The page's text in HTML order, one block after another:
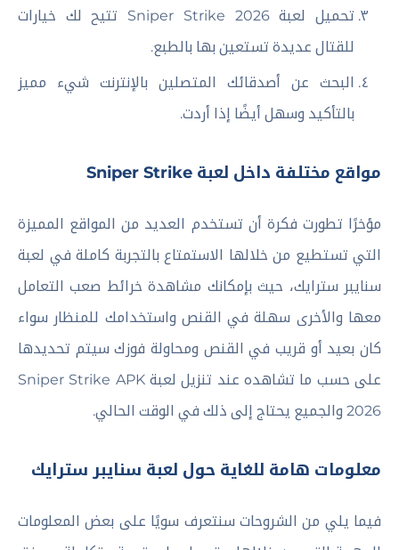
تحميل لعبة Sniper Strike 2026 تتيح لك خيارات
للقتال عديدة تستعين بها بالطبع.
البحث عن أصدقائك المتصلين بالإنترنت شيء مميز
بالتأكيد وسهل أيضًا إذا أردت.
مواقع مختلفة داخل لعبة Sniper Strike
مؤخرًا تطورت فكرة أن تستخدم العديد من المواقع المميزة
التي تستطيع من خلالها الاستمتاع بالتجربة كاملة في لعبة
سنايبر سترايك، حيث بإمكانك مشاهدة خرائط صعب التعامل
معها والأخرى سهلة في القنص واستخدامك للمنظار سواء
كان بعيد أو قريب في القنص ومحاولة فوزك سيتم تحديدها
على حسب ما تشاهده عند تنزيل لعبة Sniper Strike APK
2026 والجميع يحتاج إلى ذلك في الوقت الحالي.
معلومات هامة للغاية حول لعبة سنايبر سترايك
فيما يلي من الشروحات سنتعرف سويًا على بعض المعلومات